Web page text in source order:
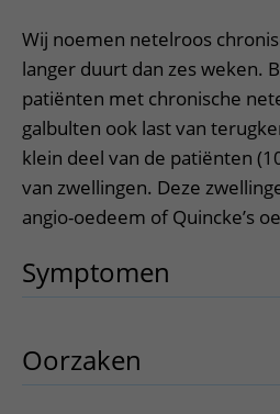
Wij noemen netelroos
langer duurt dan zes weken.
patiënten met chronische
galbulten ook last van
klein deel van de patiënten
van zwellingen. Deze
angio-oedeem of Quincke’s
Symptomen
Oorzaken